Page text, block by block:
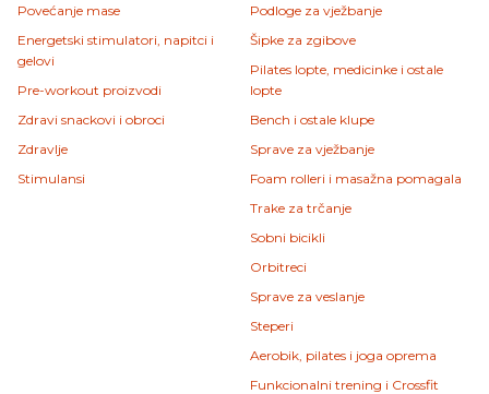
Povećanje mase
Energetski stimulatori, napitci i
gelovi
Pre-workout proizvodi
Zdravi snackovi i obroci
Zdravlje
Stimulansi
Podloge za vježbanje
Šipke za zgibove
Pilates lopte, medicinke i ostale
lopte
Bench i ostale klupe
Sprave za vježbanje
Foam rolleri i masažna pomagala
Trake za trčanje
Sobni bicikli
Orbitreci
Sprave za veslanje
Steperi
Aerobik, pilates i joga oprema
Funkcionalni trening i Crossfit